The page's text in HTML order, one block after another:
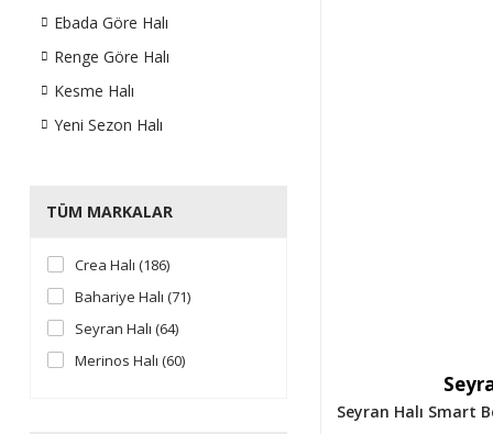
Ebada Göre Halı
Renge Göre Halı
Kesme Halı
Yeni Sezon Halı
TÜM MARKALAR
Crea Halı (186)
Bahariye Halı (71)
Seyran Halı (64)
Merinos Halı (60)
Seyran Halı Smart